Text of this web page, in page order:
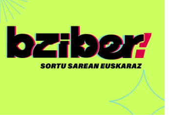
eta euskal komunitateez
arituko dira Euskarabilduan